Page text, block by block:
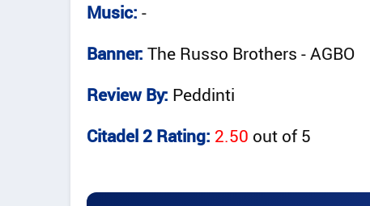
Music: -
Banner: The Russo Brothers - AGBO
Review By: Peddinti
Citadel 2 Rating: 2.50 out of5